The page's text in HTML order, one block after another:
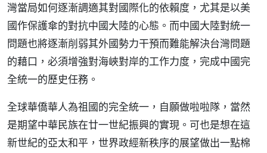
灣當局如何逐漸調適其對國際化的依賴度，尤其是以美
國作保護傘的對抗中國大陸的心態。而中國大陸對統一
問題也將逐漸削弱其外國勢力干預而難能解決台灣問題
的藉口，必須增強對海峽對岸的工作力度，完成中國完
全統一的歷史任務。
全球華僑華人為祖國的完全統一，自願做啦啦隊，當然
是期望中華民族在廿一世紀振興的實現。可也是想在這
新世紀的亞太和平，世界政經新秩序的展望做出一點棉